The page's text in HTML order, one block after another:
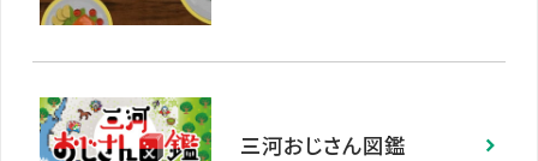
三河おじさん図鑑